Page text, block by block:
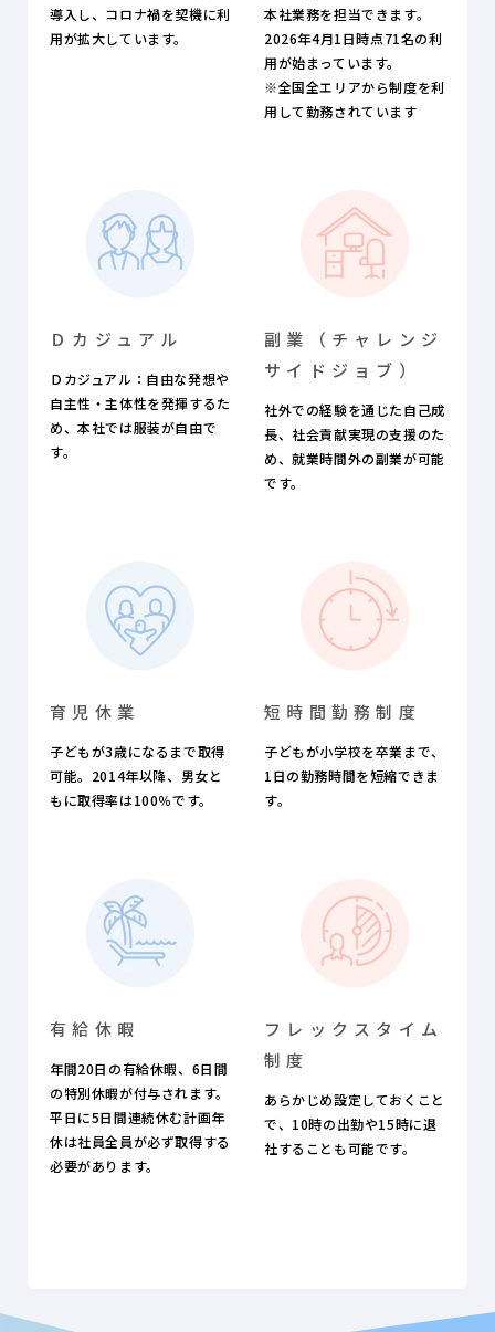
導入し、コロナ禍を契機に利
用が拡大しています。
本社業務を担当できます。
2026年4月1日時点71名の利
用が始まっています。
※全国全エリアから制度を利
用して勤務されています
Ｄカジュアル
Ｄカジュアル：自由な発想や
自主性・主体性を発揮するた
め、本社では服装が自由で
す。
副業（チャレンジ
サイドジョブ）
社外での経験を通じた自己成
長、社会貢献実現の支援のた
め、就業時間外の副業が可能
です。
育児休業
子どもが3歳になるまで取得
可能。2014年以降、男女と
もに取得率は100％です。
短時間勤務制度
子どもが小学校を卒業まで、
1日の勤務時間を短縮できま
す。
有給休暇
年間20日の有給休暇、6日間
の特別休暇が付与されます。
平日に5日間連続休む計画年
休は社員全員が必ず取得する
必要があります。
フレックスタイム
制度
あらかじめ設定しておくこと
で、10時の出勤や15時に退
社することも可能です。